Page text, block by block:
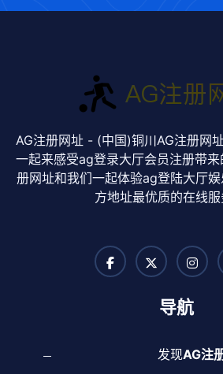
AG注册网址 - (中国)铜川AG注册网
一起来感受ag登录大厅会员注册带
册网址和我们一起体验ag登陆大厅
方地址最优质的在线服
导航
发现AG注